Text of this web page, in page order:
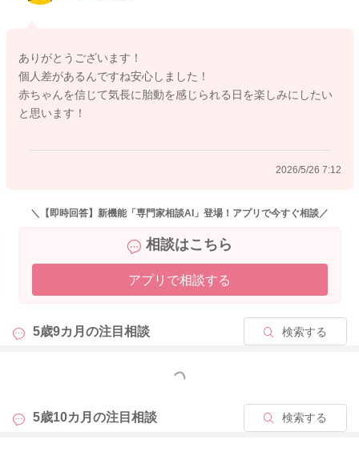
にくいこともあるかもしれません。ですが、いずれは分かって
くるものなので、健診で特に異常がなければ、気長に待ってあ
げてくださいね。
2026/5/26 5:59
ありがとうございます！
個人差があるんですね安心しました！
赤ちゃんを信じて気長に胎動を感じられる日を楽しみにしたい
と思います！
2026/5/26 7:12
＼【即時回答】新機能「専門家相談AI」登場！アプリで今すぐ相談／
相談はこちら
アプリで相談する
5歳9カ月の注目相談 検索する
もっと見る
5歳10カ月の注目相談 検索する